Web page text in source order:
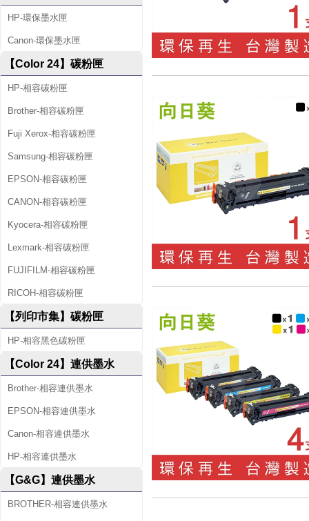
HP-環保墨水匣
Canon-環保墨水匣
【Color 24】碳粉匣
HP-相容碳粉匣
Brother-相容碳粉匣
Fuji Xerox-相容碳粉匣
Samsung-相容碳粉匣
EPSON-相容碳粉匣
CANON-相容碳粉匣
Kyocera-相容碳粉匣
Lexmark-相容碳粉匣
FUJIFILM-相容碳粉匣
RICOH-相容碳粉匣
【列印市集】碳粉匣
HP-相容黑色碳粉匣
【Color 24】連供墨水
Brother-相容連供墨水
EPSON-相容連供墨水
Canon-相容連供墨水
HP-相容連供墨水
【G&G】連供墨水
BROTHER-相容連供墨水